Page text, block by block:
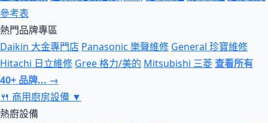
參考表
熱門品牌專區
Daikin 大金專門店 Panasonic 樂聲維修 General 珍寶維修
Hitachi 日立維修 Gree 格力/美的 Mitsubishi 三菱查看所有
40+ 品牌... →
🍴 商用廚房設備 ▼
熱廚設備